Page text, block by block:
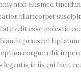
nibh euismod
ullamcorper
velit esse molestie
praesent luptatum
congue nihil
legentis in iis qui facit